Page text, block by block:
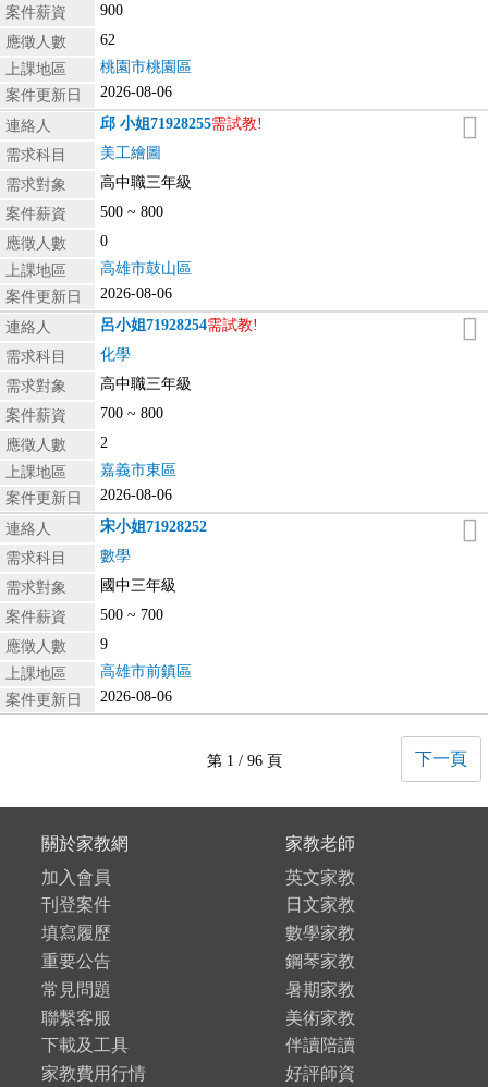
案件薪資
900
應徵人數
62
上課地區
桃園市桃園區
案件更新日
2026-08-06
連絡人 邱 小姐71928255需試教!
需求科目
美工繪圖
需求對象
高中職三年級
案件薪資
500 ~ 800
應徵人數
0
上課地區
高雄市鼓山區
案件更新日
2026-08-06
連絡人 呂小姐71928254需試教!
需求科目
化學
需求對象
高中職三年級
案件薪資
700 ~ 800
應徵人數
2
上課地區
嘉義市東區
案件更新日
2026-08-06
連絡人 宋小姐71928252
需求科目
數學
需求對象
國中三年級
案件薪資
500 ~ 700
應徵人數
9
上課地區
高雄市前鎮區
案件更新日
2026-08-06
第 1 / 96 頁 下一頁
關於家教網
加入會員
刊登案件
填寫履歷
重要公告
常見問題
聯繫客服
下載及工具
家教費用行情
家教老師
英文家教
日文家教
數學家教
鋼琴家教
暑期家教
美術家教
伴讀陪讀
好評師資